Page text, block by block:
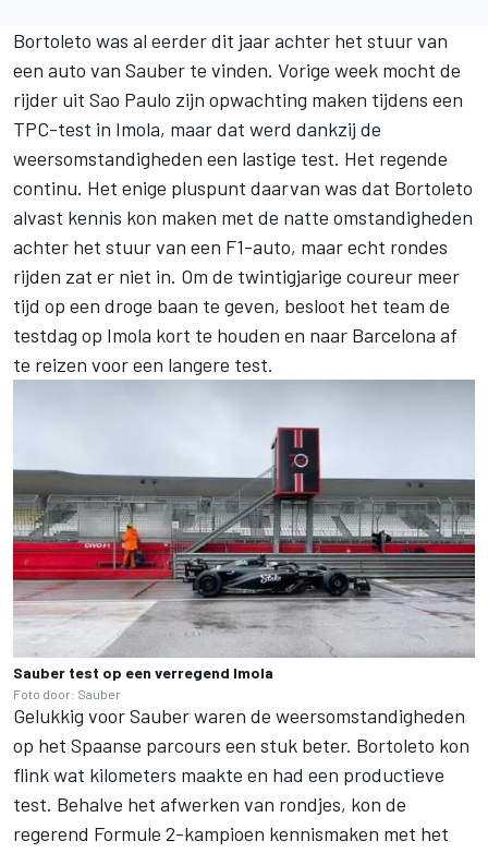
Bortoleto was al eerder dit jaar achter het stuur van
een auto van Sauber te vinden. Vorige week mocht de
rijder uit Sao Paulo zijn opwachting maken tijdens een
TPC-test in Imola, maar dat werd dankzij de
weersomstandigheden een lastige test. Het regende
continu. Het enige pluspunt daarvan was dat Bortoleto
alvast kennis kon maken met de natte omstandigheden
achter het stuur van een F1-auto, maar echt rondes
rijden zat er niet in. Om de twintigjarige coureur meer
tijd op een droge baan te geven, besloot het team de
testdag op Imola kort te houden en naar Barcelona af
te reizen voor een langere test.
Sauber test op een verregend Imola
Foto door: Sauber
Gelukkig voor Sauber waren de weersomstandigheden
op het Spaanse parcours een stuk beter. Bortoleto kon
flink wat kilometers maakte en had een productieve
test. Behalve het afwerken van rondjes, kon de
regerend Formule 2-kampioen kennismaken met het